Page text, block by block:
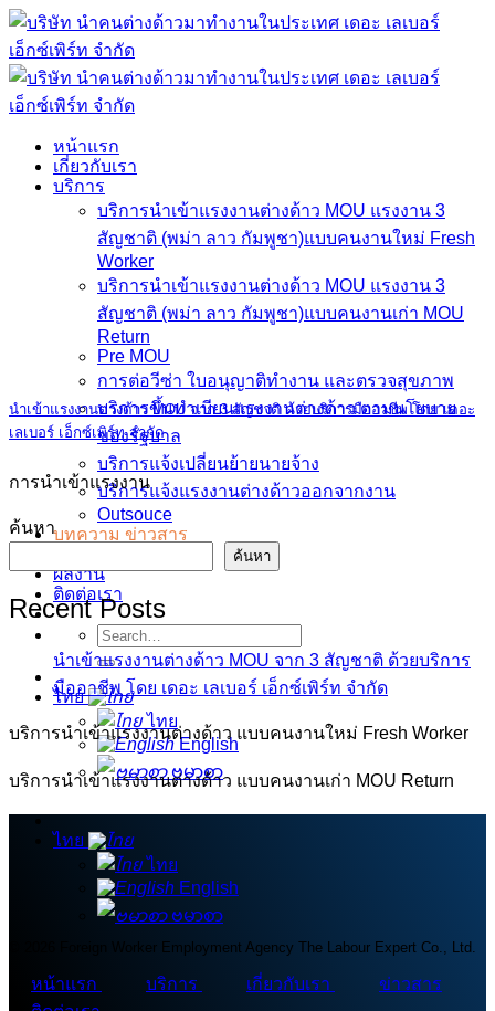
Skip
to
content
หน้าแรก
เกี่ยวกับเรา
บริการ
บริการนำเข้าแรงงานต่างด้าว MOU แรงงาน 3
สัญชาติ (พม่า ลาว กัมพูชา)แบบคนงานใหม่ Fresh
Worker
บริการนําเข้าแรงงานต่างด้าว MOU แรงงาน 3
สัญชาติ (พม่า ลาว กัมพูชา)แบบคนงานเก่า MOU
Return
Pre MOU
การต่อวีซ่า ใบอนุญาติทํางาน และตรวจสุขภาพ
บริการขึ้นทําเบียนแรงงานต่างด้าว ตามนโยบาย
ของรัฐบาล
บริการแจ้งเปลี่ยนย้ายนายจ้าง
บริการแจ้งแรงงานต่างด้าวออกจากงาน
Outsouce
บทความ ข่าวสาร
ผลงาน
ติดต่อเรา
ไทย
ไทย
English
ဗမာစာ
ไทย
ไทย
English
ဗမာစာ
นำเข้าแรงงานต่างด้าว MOU จาก 3 สัญชาติ ด้วยบริการมืออาชีพ โดย เดอะ
เลเบอร์ เอ็กซ์เพิร์ท จำกัด
การนำเข้าแรงงาน
ค้นหา
ค้นหา
Recent Posts
นำเข้าแรงงานต่างด้าว MOU จาก 3 สัญชาติ ด้วยบริการ
มืออาชีพ โดย เดอะ เลเบอร์ เอ็กซ์เพิร์ท จำกัด
บริการนำเข้าแรงงานต่างด้าว แบบคนงานใหม่ Fresh Worker
บริการนำเข้าแรงงานต่างด้าว แบบคนงานเก่า MOU Return
© 2026 Foreign Worker Employment Agency The Labour Expert Co., Ltd.
หน้าแรก บริการ เกี่ยวกับเรา
ข่าวสาร